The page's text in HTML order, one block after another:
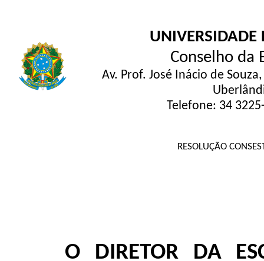
UNIVERSIDADE
Conselho da
Av. Prof. José Inácio de
Telefone: 34
RESOLUÇÃO
O DIRETOR DA